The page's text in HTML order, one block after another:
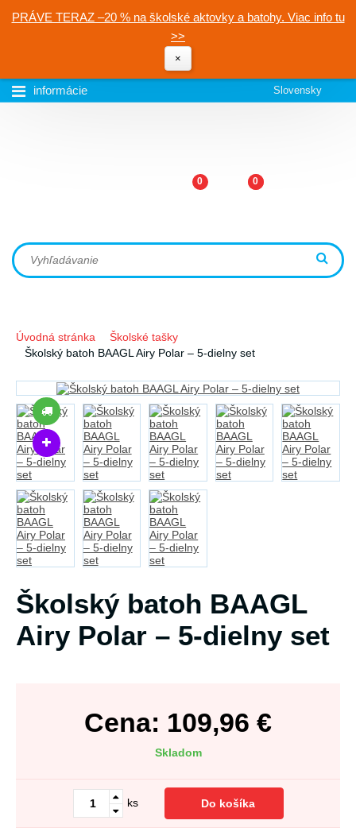
PRÁVE TERAZ –20 % na školské aktovky a batohy. Viac info tu
>>
×
informácie Slovensky
0 0
Úvodná stránka
Školské tašky
Školský batoh BAAGL Airy Polar – 5-dielny set
Školský batoh BAAGL
Airy Polar – 5-dielny set
Cena: 109,96 €
Skladom
ks Do košíka